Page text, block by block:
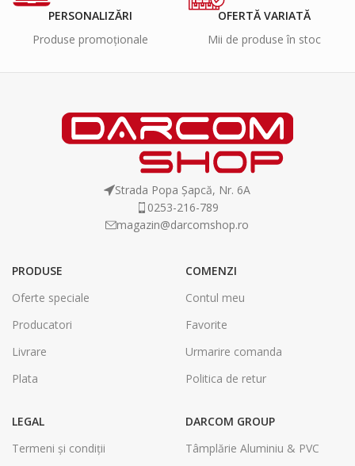
PERSONALIZĂRI
Produse promoționale
OFERTĂ VARIATĂ
Mii de produse în stoc
Strada Popa Șapcă, Nr. 6A
0253-216-789
magazin@darcomshop.ro
PRODUSE
Oferte speciale
Producatori
Livrare
Plata
COMENZI
Contul meu
Favorite
Urmarire comanda
Politica de retur
LEGAL
Termeni și condiții
DARCOM GROUP
Tâmplărie Aluminiu & PVC